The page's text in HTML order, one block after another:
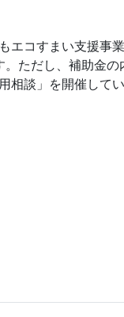
エコすまい支援事
ただし、補助金
相談」を開催して